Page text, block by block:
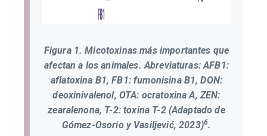
Figura 1. Micotoxinas más importantes que
afectan a los animales. Abreviaturas: AFB1:
aflatoxina B1, FB1: fumonisina B1, DON:
deoxinivalenol, OTA: ocratoxina A, ZEN:
zearalenona, T-2: toxina T-2 (Adaptado de
Gómez-Osorio y Vasiljević, 2023)6.